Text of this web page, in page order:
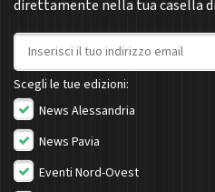
direttamente nella tua casella
Indirizzo email
Scegli le tue edizioni:
News Alessandria
News Pavia
Eventi Nord-Ovest